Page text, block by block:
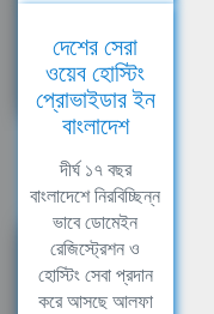
দেশের সেরা
ওয়েব হোস্টিং
প্রোভাইডার ইন
বাংলাদেশ
দীর্ঘ ১৭ বছর
বাংলাদেশে নিরবিচ্ছিন্ন
ভাবে ডোমেইন
রেজিস্ট্রেশন ও
হোস্টিং সেবা প্রদান
করে আসছে আলফা